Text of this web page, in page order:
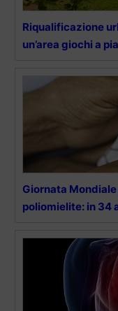
Riqualificazione
un’area giochi a
Giornata
poliomielite: in 34